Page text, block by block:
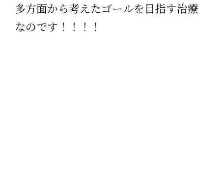
多方面から考えたゴールを目指す治療
なのです！！！！